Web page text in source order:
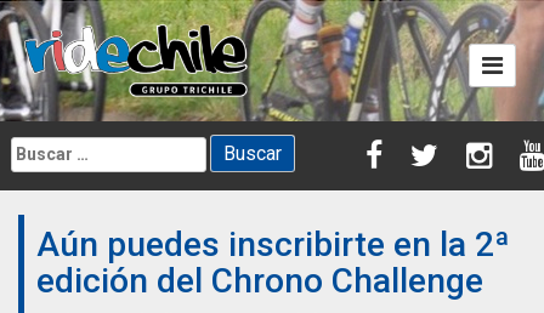
Skip
to
content
Buscar:
Aún puedes inscribirte en la 2ª
edición del Chrono Challenge